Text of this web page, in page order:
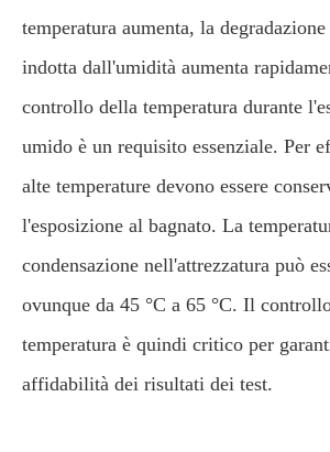
temperatura aumenta, la
indotta dall'umidità aumenta
controllo della temperatura durante
umido è un requisito essenziale. Per
alte temperature devono essere
l'esposizione al bagnato. La
condensazione nell'attrezzatura può
ovunque da 45 °C a 65 °C. Il
temperatura è quindi critico per
affidabilità dei risultati dei test.